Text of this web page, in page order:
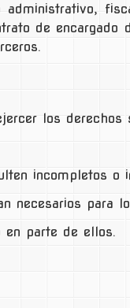
de
los
incompletos o
necesarios para
parte de ellos.